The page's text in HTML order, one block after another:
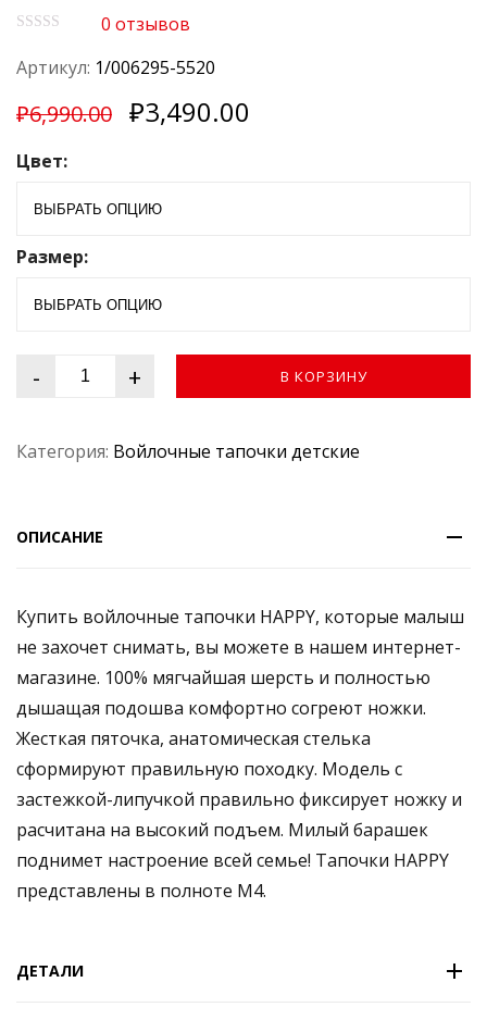
ц
е
к
а
и
0 отзывов
Артикул: 1/006295-5520
₽6,990.00 ₽3,490.00
Цвет:
Размер:
- + В КОРЗИНУ
Категория: Войлочные тапочки детские
ОПИСАНИЕ
Купить войлочные тапочки HAPPY, которые малыш
не захочет снимать, вы можете в нашем интернет-
магазине. 100% мягчайшая шерсть и полностью
дышащая подошва комфортно согреют ножки.
Жесткая пяточка, анатомическая стелька
сформируют правильную походку. Модель с
застежкой-липучкой правильно фиксирует ножку и
расчитана на высокий подъем. Милый барашек
поднимет настроение всей семье! Тапочки HAPPY
представлены в полноте M4.
ДЕТАЛИ